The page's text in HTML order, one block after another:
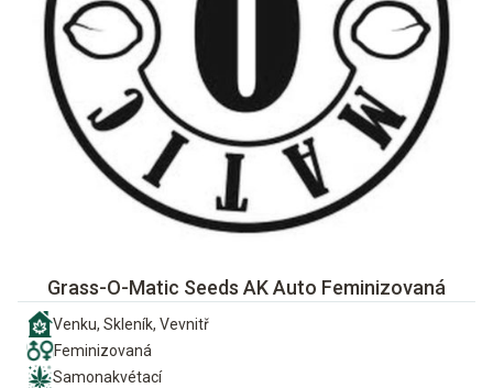
Grass-O-Matic Seeds AK Auto Feminizovaná
Venku, Skleník, Vevnitř
Feminizovaná
Samonakvétací